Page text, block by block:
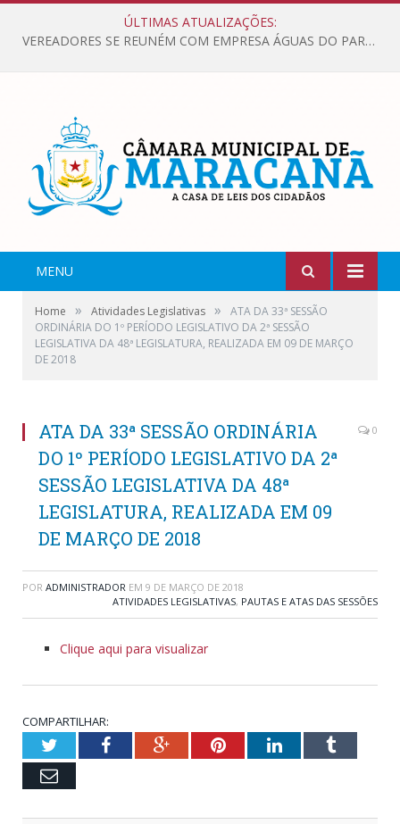
ÚLTIMAS ATUALIZAÇÕES:
VEREADORES SE REUNÉM COM EMPRESA ÁGUAS DO PARÁ, PARA APRESENTAR REIVINDICAÇÕES E MELHORIAS NA QUALIDADE DOS SERVIÇOS OFERECIDOS Á POPULAÇÃO.
MENU
Home » Atividades Legislativas »
ATA DA 33ª SESSÃO
ORDINÁRIA DO 1º PERÍODO LEGISLATIVO DA 2ª SESSÃO
LEGISLATIVA DA 48ª LEGISLATURA, REALIZADA EM 09 DE MARÇO
DE 2018
ATA DA 33ª SESSÃO ORDINÁRIA
DO 1º PERÍODO LEGISLATIVO DA 2ª
SESSÃO LEGISLATIVA DA 48ª
LEGISLATURA, REALIZADA EM 09
DE MARÇO DE 2018
0
POR ADMINISTRADOR EM 9 DE MARÇO DE 2018
ATIVIDADES LEGISLATIVAS, PAUTAS E ATAS DAS SESSÕES
Clique aqui para visualizar
COMPARTILHAR:
TwitterFacebookGoogle+PinterestLinkedInTumblr
Email